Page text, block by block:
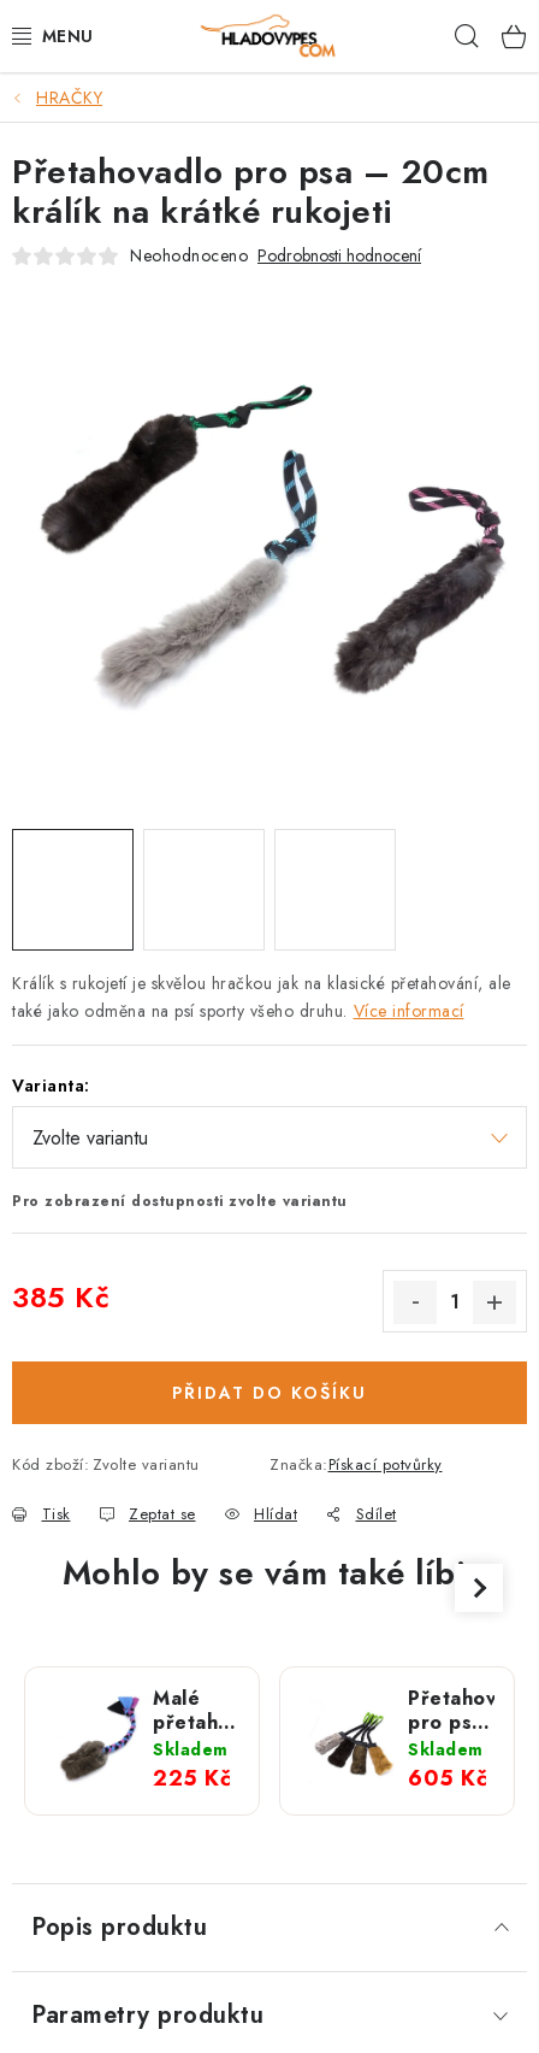
na
POTŘEBY PRO PSY
TAMI PŘEPRAVNÍ BOXY
SPORT SE PSEM
VĚRNOSTNÍ PROGRAM
ZNAČKY
PRODEJNA
Výměna, vrácení a reklamace
Obchodní podmínky
FAQ
HRAČKY
Králík s rukojetí je skvělou hračkou jak na klasické přetahování, ale
také jako odměna na psí sporty všeho druhu. Více informací
Varianta:
Pro zobrazení dostupnosti zvolte variantu
385 Kč
PŘIDAT DO KOŠÍKU
Kód zboží: Zvolte variantu Značka:Pískací potvůrky
Tisk Zeptat se Hlídat Sdílet
Přetahovadlo pro psa – 20cm
králík na krátké rukojeti
Neohodnoceno Podrobnosti hodnocení
Mohlo by se vám také líbit
Malé
přetahovadlo
pro psa
– králík
s
flísovou
Skladem
225 Kč
Přetahovadlo
pro psa
– králičí
kožešina
s
amortizérem
Skladem
605 Kč
Popis produktu
Parametry produktu